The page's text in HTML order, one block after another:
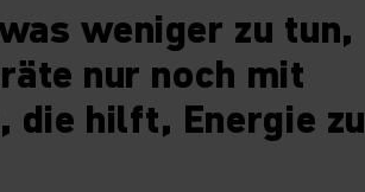
weniger zu tun,
nur noch mit
die hilft, Energie zu